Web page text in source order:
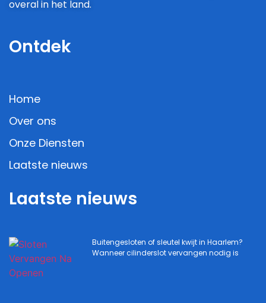
overal in het land.
Ontdek
Home
Over ons
Onze Diensten
Laatste nieuws
Laatste nieuws
Buitengesloten of sleutel kwijt in Haarlem?
Wanneer cilinderslot vervangen nodig is